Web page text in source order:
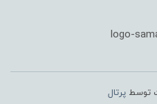
توسطپرتال